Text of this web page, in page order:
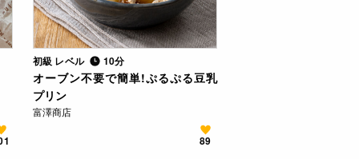
初級 レベル 10分
オーブン不要で簡単!ぷるぷる豆乳
プリン
富澤商店
89